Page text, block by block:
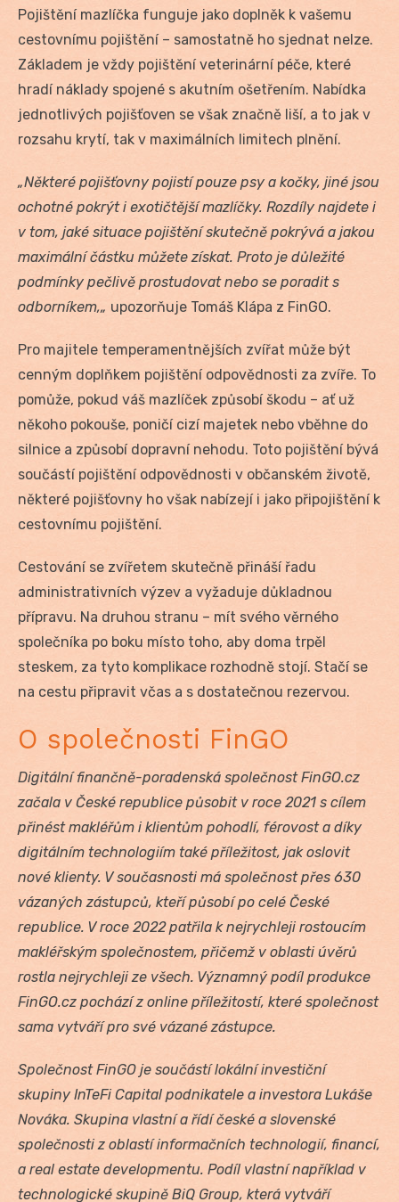
Pojištění mazlíčka funguje jako doplněk k vašemu
cestovnímu pojištění – samostatně ho sjednat nelze.
Základem je vždy pojištění veterinární péče, které
hradí náklady spojené s akutním ošetřením. Nabídka
jednotlivých pojišťoven se však značně liší, a to jak v
rozsahu krytí, tak v maximálních limitech plnění.
„Některé pojišťovny pojistí pouze psy a kočky, jiné jsou
ochotné pokrýt i exotičtější mazlíčky. Rozdíly najdete i
v tom, jaké situace pojištění skutečně pokrývá a jakou
maximální částku můžete získat. Proto je důležité
podmínky pečlivě prostudovat nebo se poradit s
odborníkem,„ upozorňuje Tomáš Klápa z FinGO.
Pro majitele temperamentnějších zvířat může být
cenným doplňkem pojištění odpovědnosti za zvíře. To
pomůže, pokud váš mazlíček způsobí škodu – ať už
někoho pokouše, poničí cizí majetek nebo vběhne do
silnice a způsobí dopravní nehodu. Toto pojištění bývá
součástí pojištění odpovědnosti v občanském životě,
některé pojišťovny ho však nabízejí i jako připojištění k
cestovnímu pojištění.
Cestování se zvířetem skutečně přináší řadu
administrativních výzev a vyžaduje důkladnou
přípravu. Na druhou stranu – mít svého věrného
společníka po boku místo toho, aby doma trpěl
steskem, za tyto komplikace rozhodně stojí. Stačí se
na cestu připravit včas a s dostatečnou rezervou.
O společnosti FinGO
Digitální finančně-poradenská společnost FinGO.cz
začala v České republice působit v roce 2021 s cílem
přinést makléřům i klientům pohodlí, férovost a díky
digitálním technologiím také příležitost, jak oslovit
nové klienty. V současnosti má společnost přes 630
vázaných zástupců, kteří působí po celé České
republice. V roce 2022 patřila k nejrychleji rostoucím
makléřským společnostem, přičemž v oblasti úvěrů
rostla nejrychleji ze všech. Významný podíl produkce
FinGO.cz pochází z online příležitostí, které společnost
sama vytváří pro své vázané zástupce.
Společnost FinGO je součástí lokální investiční
skupiny InTeFi Capital podnikatele a investora Lukáše
Nováka. Skupina vlastní a řídí české a slovenské
společnosti z oblastí informačních technologií, financí,
a real estate developmentu. Podíl vlastní například v
technologické skupině BiQ Group, která vytváří